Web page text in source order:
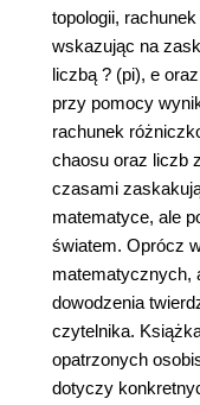
topologii,
wskazując na
liczbą ? (pi), e
przy pomocy
rachunek
chaosu oraz liczb
czasami
matematyce, ale
światem. Oprócz
matematycznych,
dowodzenia
czytelnika.
opatrzonych
dotyczy